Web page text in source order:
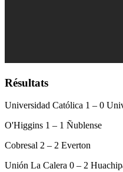
Résultats
Universidad Católica 1 – 0
O'Higgins 1 – 1 Ñublense
Cobresal 2 – 2 Everton
Unión La Calera 0 – 2